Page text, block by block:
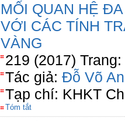
MỐI QUAN HỆ
VỚI CÁC TÍNH
VÀNG
219 (2017) Trang:
Tác giả: Đỗ Võ
Tạp chí: KHKT
Tóm tắt